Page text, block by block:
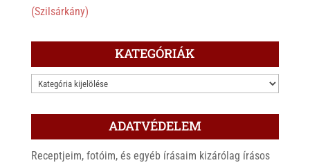
(Szilsárkány)
KATEGÓRIÁK
KATEGÓRIÁK
ADATVÉDELEM
Receptjeim, fotóim, és egyéb írásaim kizárólag írásos